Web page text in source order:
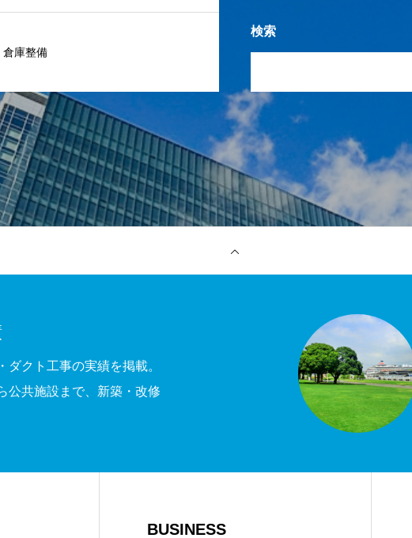
倉庫整備
検索
ダクト工事の実績を掲載。
公共施設まで、新築・改修
BUSINESS